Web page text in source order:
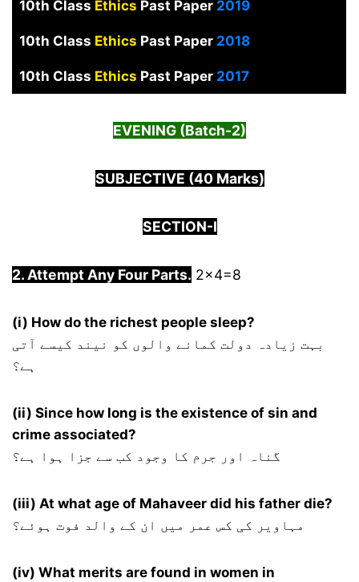
10th Class Ethics Past Paper 2019
10th Class Ethics Past Paper2018
10th Class Ethics Past Paper2017
EVENING (Batch-2)
SUBJECTIVE (40 Marks)
SECTION-I
2. Attempt Any Four Parts. 2×4=8
(i) How do the richest people sleep?
بہت زیادہ دولت کمانے والوں کو نیند کیسے آتی
ہے؟
(ii) Since how long is the existence of sin and
crime associated?
گناہ اور جرم کا وجود کب سے جزا ہوا ہے؟
(iii) At what age of Mahaveer did his father die?
مہاویر کی کس عمر میں ان کے والد فوت ہوئے؟
(iv) What merits are found in women in